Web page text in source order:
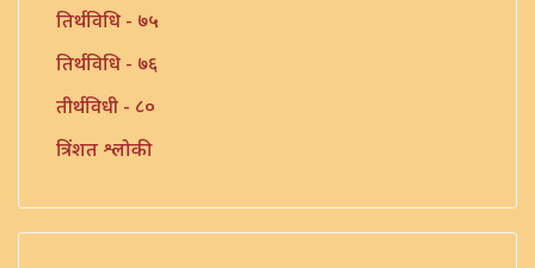
तिर्थविधि - ७५
तिर्थविधि - ७६
तीर्थविधी - ८०
त्रिंशत श्लोकी
नारायण - धर्मप्रवृत्ती